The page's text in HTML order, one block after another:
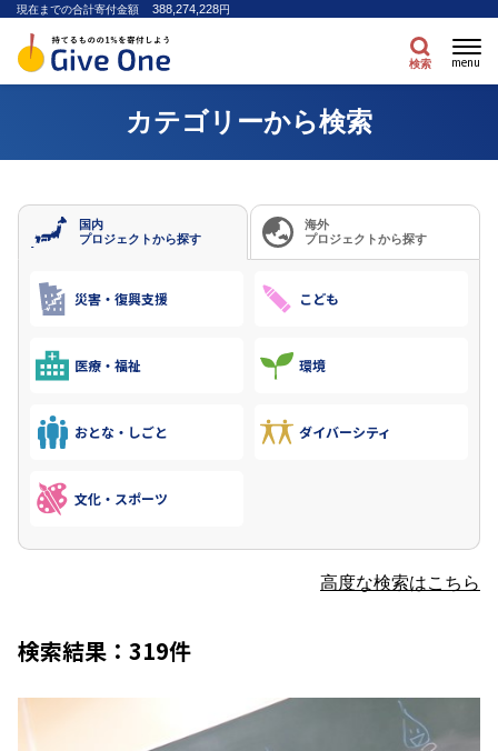
現在までの合計寄付金額 388,274,228円
検索 menu
カテゴリーから検索
国内
プロジェクトから探す
海外
プロジェクトから探す
災害・復興支援 こども
医療・福祉 環境
おとな・しごと ダイバーシティ
文化・スポーツ
高度な検索はこちら
検索結果：319件